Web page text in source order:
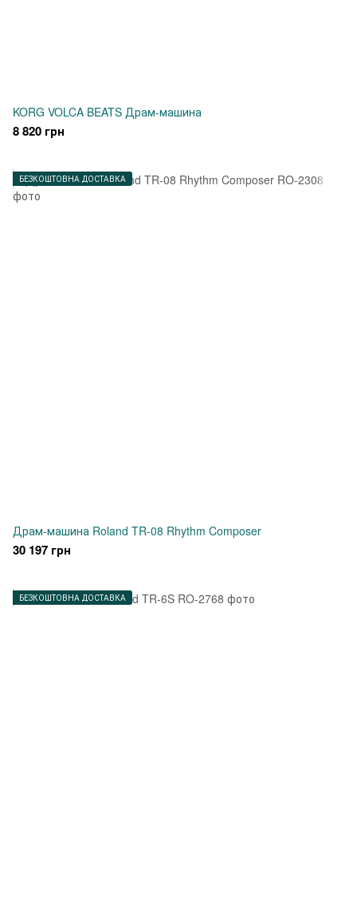
KORG VOLCA BEATS Драм-машина
8 820 грн
БЕЗКОШТОВНА ДОСТАВКА
Драм-машина Roland TR-08 Rhythm Composer
30 197 грн
БЕЗКОШТОВНА ДОСТАВКА